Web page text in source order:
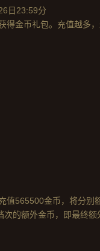
日23:59分
金币礼包。充值越多，
值565500金币，将分别
的额外金币，即最终额